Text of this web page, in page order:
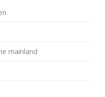
mainland